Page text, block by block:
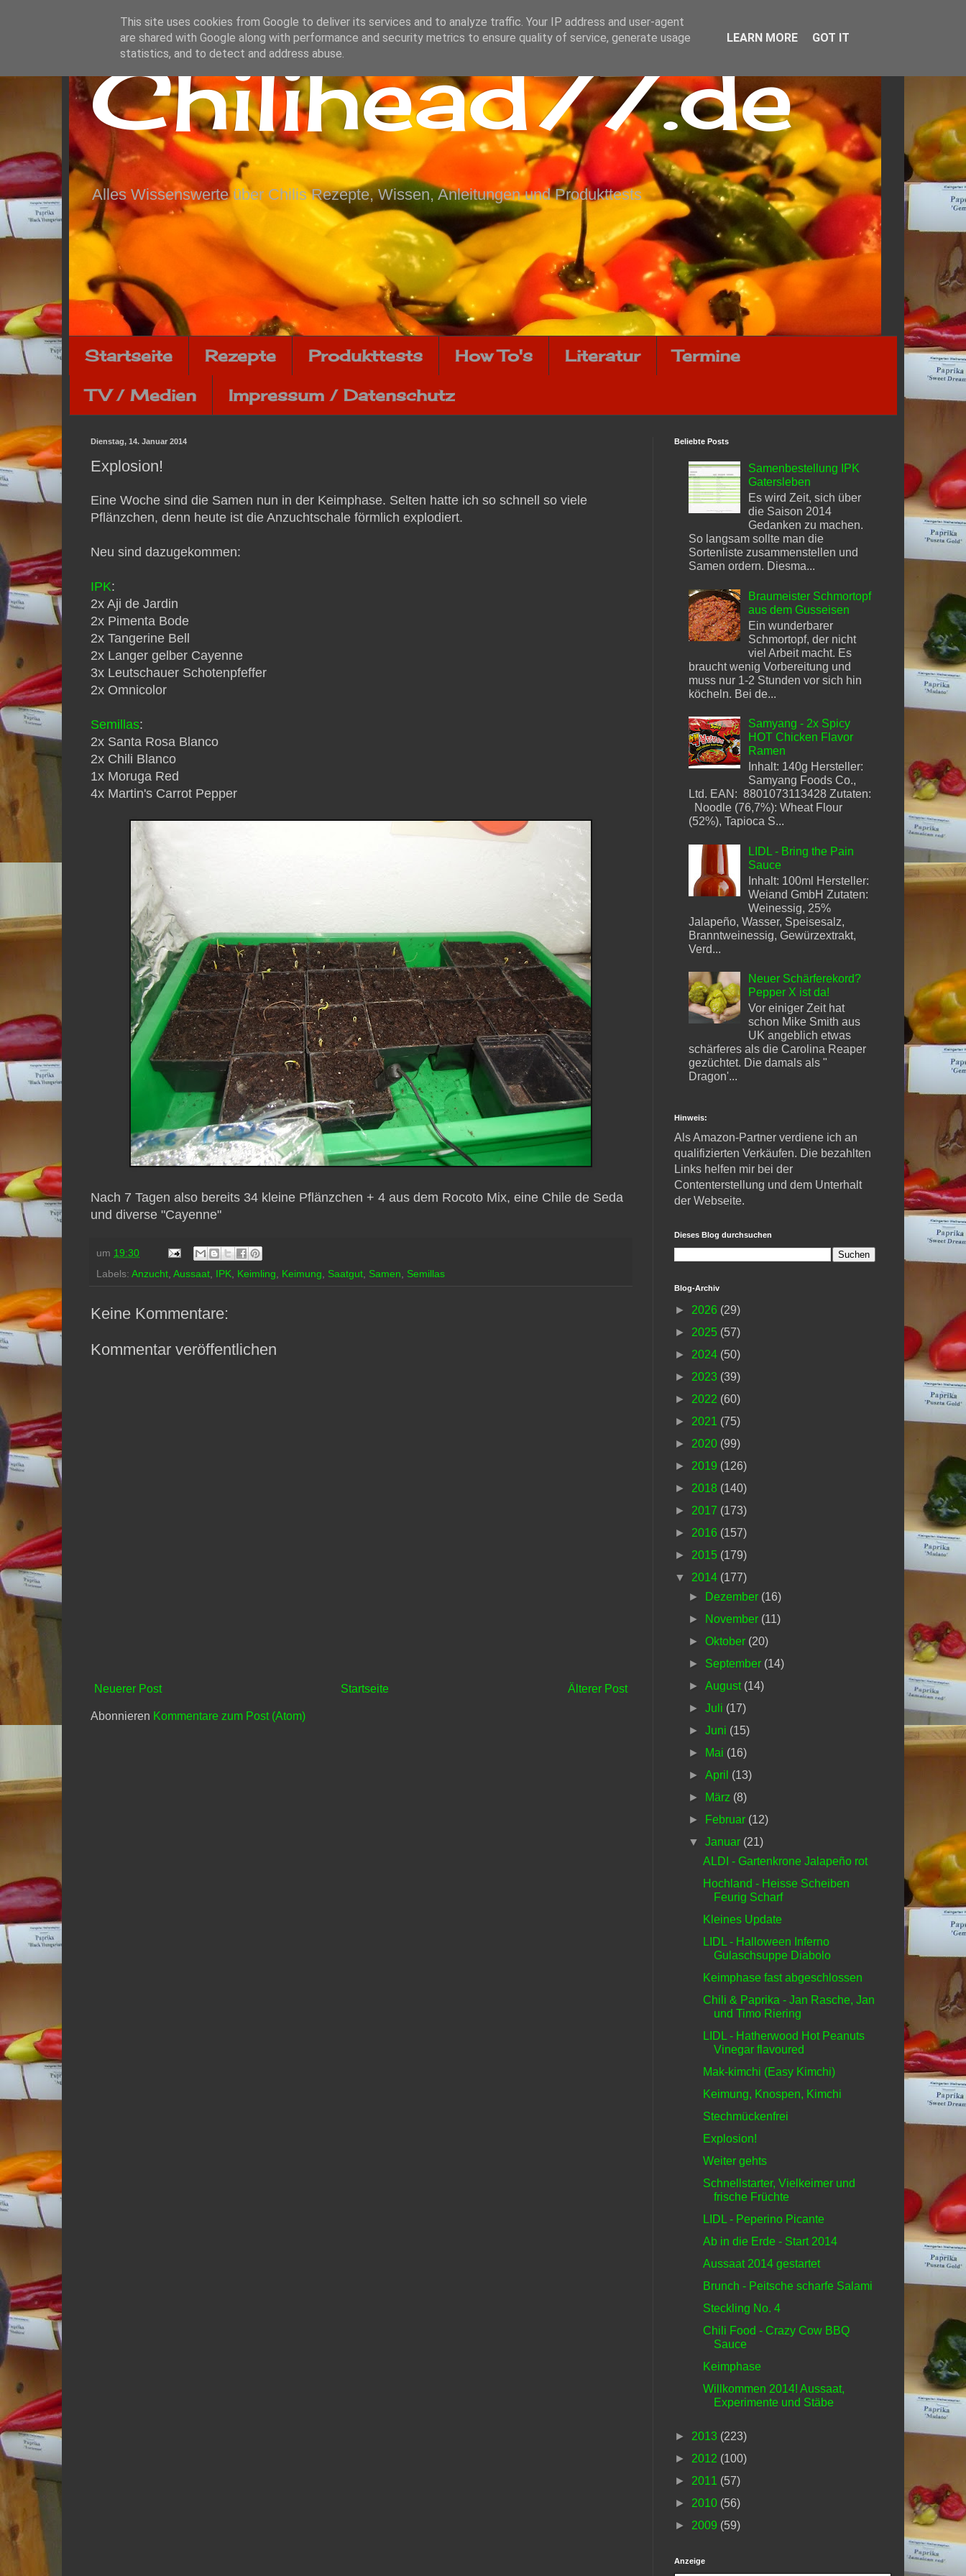
Chilihead77.de
Alles Wissenswerte über Chilis Rezepte, Wissen, Anleitungen und Produkttests
Startseite Rezepte Produkttests How To's Literatur Termine
TV / Medien Impressum / Datenschutz
Dienstag, 14. Januar 2014
Explosion!
Eine Woche sind die Samen nun in der Keimphase. Selten hatte ich so schnell so viele
Pflänzchen, denn heute ist die Anzuchtschale förmlich explodiert.
Neu sind dazugekommen:
IPK:
2x Aji de Jardin
2x Pimenta Bode
2x Tangerine Bell
2x Langer gelber Cayenne
3x Leutschauer Schotenpfeffer
2x Omnicolor
Semillas:
2x Santa Rosa Blanco
2x Chili Blanco
1x Moruga Red
4x Martin's Carrot Pepper
Nach 7 Tagen also bereits 34 kleine Pflänzchen + 4 aus dem Rocoto Mix, eine Chile de Seda
und diverse "Cayenne"
um 19:30
Labels: Anzucht Aussaat IPK Keimling Keimung Saatgut Samen Semillas
Keine Kommentare:
Kommentar veröffentlichen
Neuerer Post Älterer Post
Startseite
Abonnieren Kommentare zum Post (Atom)
Beliebte Posts
Samenbestellung IPK
Gatersleben
Es wird Zeit, sich über
die Saison 2014
Gedanken zu machen.
So langsam sollte man die
Sortenliste zusammenstellen und
Samen ordern. Diesma...
Braumeister Schmortopf
aus dem Gusseisen
Ein wunderbarer
Schmortopf, der nicht
viel Arbeit macht. Es
braucht wenig Vorbereitung und
muss nur 1-2 Stunden vor sich hin
köcheln. Bei de...
Samyang - 2x Spicy
HOT Chicken Flavor
Ramen
Inhalt: 140g Hersteller:
Samyang Foods Co.,
Ltd. EAN: 8801073113428 Zutaten:
Noodle (76,7%): Wheat Flour
(52%), Tapioca S...
LIDL - Bring the Pain
Sauce
Inhalt: 100ml Hersteller:
Weiand GmbH Zutaten:
Weinessig, 25%
Jalapeño, Wasser, Speisesalz,
Branntweinessig, Gewürzextrakt,
Verd...
Neuer Schärferekord?
Pepper X ist da!
Vor einiger Zeit hat
schon Mike Smith aus
UK angeblich etwas
schärferes als die Carolina Reaper
gezüchtet. Die damals als "
Dragon'...
Hinweis:
Als Amazon-Partner verdiene ich an
qualifizierten Verkäufen. Die bezahlten
Links helfen mir bei der
Contenterstellung und dem Unterhalt
der Webseite.
Dieses Blog durchsuchen
Blog-Archiv
► 2026 (29)
► 2025 (57)
► 2024 (50)
► 2023 (39)
► 2022 (60)
► 2021 (75)
► 2020 (99)
► 2019 (126)
► 2018 (140)
► 2017 (173)
► 2016 (157)
► 2015 (179)
▼ 2014 (177)
►
Dezember (16)
►
November (11)
►Oktober (20)
► September (14)
►August (14)
►Juli (17)
►Juni (15)
►
Mai (16)
►April (13)
►
März (8)
►
Februar (12)
▼Januar (21)
ALDI - Gartenkrone Jalapeño rot
Hochland - Heisse Scheiben
Feurig Scharf
Kleines Update
LIDL - Halloween Inferno
Gulaschsuppe Diabolo
Keimphase fast abgeschlossen
Chili & Paprika - Jan Rasche, Jan
und Timo Riering
LIDL - Hatherwood Hot Peanuts
Vinegar flavoured
Mak-kimchi (Easy Kimchi)
Keimung, Knospen, Kimchi
Stechmückenfrei
Explosion!
Weiter gehts
Schnellstarter, Vielkeimer und
frische Früchte
LIDL - Peperino Picante
Ab in die Erde - Start 2014
Aussaat 2014 gestartet
Brunch - Peitsche scharfe Salami
Steckling No. 4
Chili Food - Crazy Cow BBQ
Sauce
Keimphase
Willkommen 2014! Aussaat,
Experimente und Stäbe
► 2013 (223)
► 2012 (100)
► 2011 (57)
► 2010 (56)
► 2009 (59)
Anzeige
This site uses cookies from Google to deliver its services and to analyze traffic. Your IP address and user-agent
are shared with Google along with performance and security metrics to ensure quality of service, generate usage
statistics, and to detect and address abuse.
LEARN MORE GOT IT